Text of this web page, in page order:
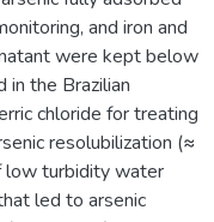
and iron and
were kept below
the Brazilian
chloride for treating
resolubilization (≈
low turbidity water
led to arsenic